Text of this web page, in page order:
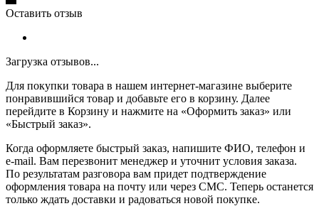
Оставить отзыв
Загрузка отзывов...
Для покупки товара в нашем интернет-магазине выберите
понравившийся товар и добавьте его в корзину. Далее
перейдите в Корзину и нажмите на «Оформить заказ» или
«Быстрый заказ».
Когда оформляете быстрый заказ, напишите ФИО, телефон и
e-mail. Вам перезвонит менеджер и уточнит условия заказа.
По результатам разговора вам придет подтверждение
оформления товара на почту или через СМС. Теперь останется
только ждать доставки и радоваться новой покупке.